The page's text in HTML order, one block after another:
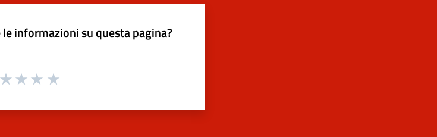
informazioni su questa pagina?